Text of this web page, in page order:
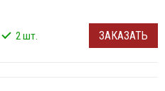
2 шт. ЗАКАЗАТЬ